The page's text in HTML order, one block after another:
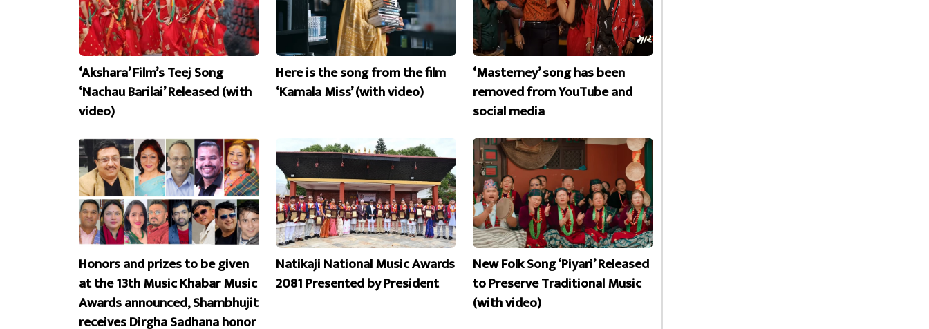
‘Akshara’ Film’s Teej Song
‘Nachau Barilai’ Released (with
video)
Here is the song from the film
‘Kamala Miss’ (with video)
‘Masterney’ song has been
removed from YouTube and
social media
Honors and prizes to be given
at the 13th Music Khabar Music
Awards announced, Shambhujit
receives Dirgha Sadhana honor
Natikaji National Music Awards
2081 Presented by President
New Folk Song ‘Piyari’ Released
to Preserve Traditional Music
(with video)